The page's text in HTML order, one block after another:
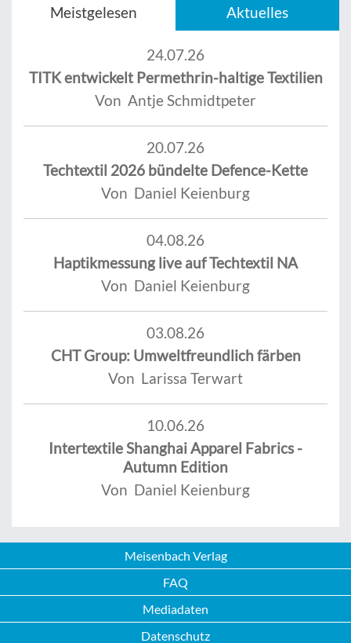
Meistgelesen Aktuelles
24.07.26
TITK entwickelt Permethrin-haltige Textilien
Von Antje Schmidtpeter
20.07.26
Techtextil 2026 bündelte Defence-Kette
Von Daniel Keienburg
04.08.26
Haptikmessung live auf Techtextil NA
Von Daniel Keienburg
03.08.26
CHT Group: Umweltfreundlich färben
Von Larissa Terwart
10.06.26
Intertextile Shanghai Apparel Fabrics -
Autumn Edition
Von Daniel Keienburg
Meisenbach Verlag
FAQ
Mediadaten
Datenschutz